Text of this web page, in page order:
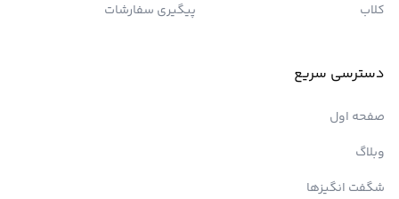
کلاب
پیگیری سفارشات
دسترسی سریع
صفحه اول
وبلاگ
شگفت انگیزها